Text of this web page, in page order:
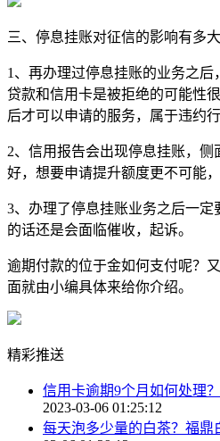
三、停息挂账对征信的影响有多大
1、再办理过停息挂账的业务之
贷款和信用卡是被拒绝的可能性
后才可以申请的服务，属于违约行
2、信用报告会出现停息挂账，
好，想要申请提升额度更不可能
3、办理了停息挂账业务之后一定
的话还是会面临催收，起诉。
逾期付款的位于金如何支付呢？
面就由小编具体来给你介绍。
精彩推送
信用卡逾期9个月如何处理
2023-03-06 01:25:12
每天泡多少量的白茶？福鼎